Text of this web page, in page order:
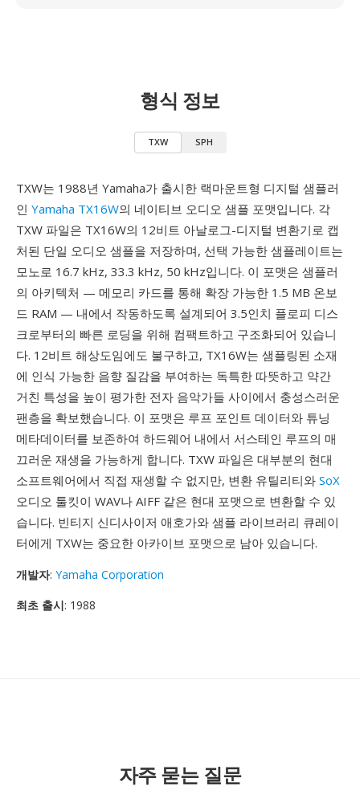
형식 정보
TXW SPH
TXW는 1988년 Yamaha가 출시한 랙마운트형 디지털 샘플러
인 Yamaha TX16W의 네이티브 오디오 샘플 포맷입니다. 각
TXW 파일은 TX16W의 12비트 아날로그-디지털 변환기로 캡
처된 단일 오디오 샘플을 저장하며, 선택 가능한 샘플레이트는
모노로 16.7 kHz, 33.3 kHz, 50 kHz입니다. 이 포맷은 샘플러
의 아키텍처 — 메모리 카드를 통해 확장 가능한 1.5 MB 온보
드 RAM — 내에서 작동하도록 설계되어 3.5인치 플로피 디스
크로부터의 빠른 로딩을 위해 컴팩트하고 구조화되어 있습니
다. 12비트 해상도임에도 불구하고, TX16W는 샘플링된 소재
에 인식 가능한 음향 질감을 부여하는 독특한 따뜻하고 약간
거친 특성을 높이 평가한 전자 음악가들 사이에서 충성스러운
팬층을 확보했습니다. 이 포맷은 루프 포인트 데이터와 튜닝
메타데이터를 보존하여 하드웨어 내에서 서스테인 루프의 매
끄러운 재생을 가능하게 합니다. TXW 파일은 대부분의 현대
소프트웨어에서 직접 재생할 수 없지만, 변환 유틸리티와 SoX
오디오 툴킷이 WAV나 AIFF 같은 현대 포맷으로 변환할 수 있
습니다. 빈티지 신디사이저 애호가와 샘플 라이브러리 큐레이
터에게 TXW는 중요한 아카이브 포맷으로 남아 있습니다.
개발자: Yamaha Corporation
최초 출시: 1988
자주 묻는 질문